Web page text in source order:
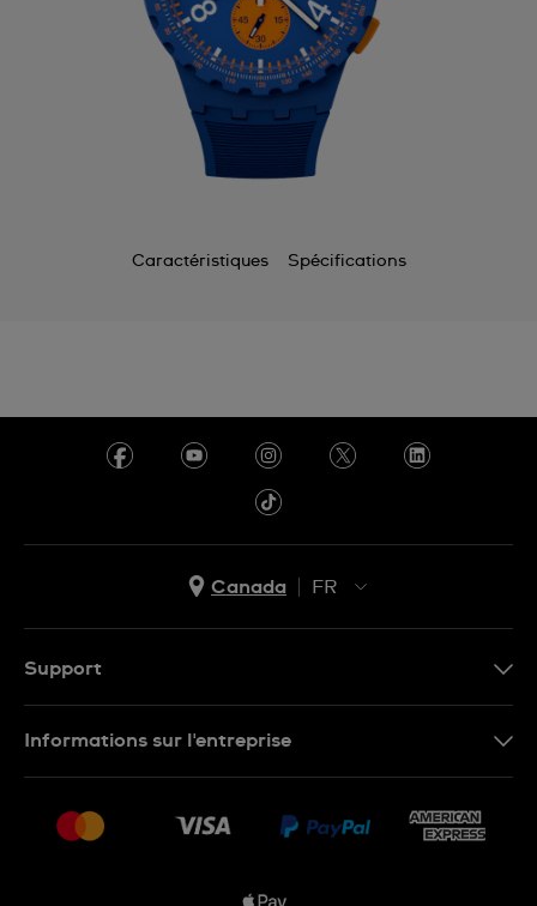
Caractéristiques Spécifications
Canada
FR
Support
Conditions De Vente
Informations sur l'entreprise
Nous rejoindre